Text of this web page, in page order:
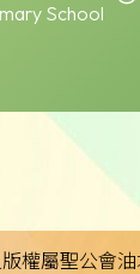
School
權屬聖公會